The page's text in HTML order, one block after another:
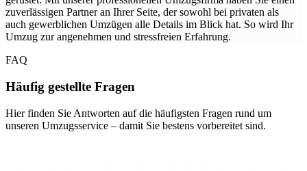
zuverlässigen Partner an Ihrer Seite, der sowohl bei privaten als
auch gewerblichen Umzügen alle Details im Blick hat. So wird Ihr
Umzug zur angenehmen und stressfreien Erfahrung.
FAQ
Häufig gestellte Fragen
Hier finden Sie Antworten auf die häufigsten Fragen rund um
unseren Umzugsservice – damit Sie bestens vorbereitet sind.